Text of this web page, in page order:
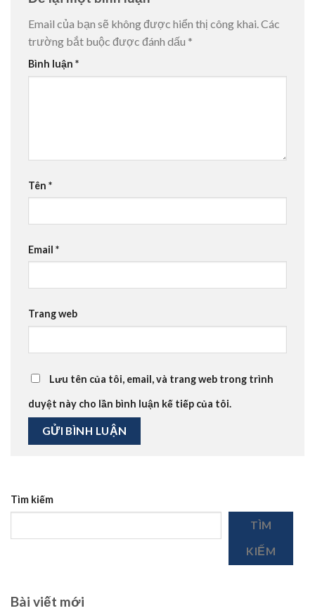
Email của bạn sẽ không được hiển thị công khai.Các
trường bắt buộc được đánh dấu *
Bình luận *
Tên *
Email *
Trang web
Lưu tên của tôi, email, và trang web trong trình
duyệt này cho lần bình luận kế tiếp của tôi.
Tìm kiếm
TÌM
KIẾM
Bài viết mới